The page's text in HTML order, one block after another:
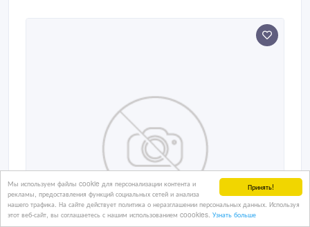
Принять!
Мы используем файлы cookie для персонализации контента и
рекламы, предоставления функций социальных сетей и анализа
нашего трафика. На сайте действует политика о неразглашении персональных данных. Используя
этот веб-сайт, вы соглашаетесь с нашим использованием coookies. Узнать больше